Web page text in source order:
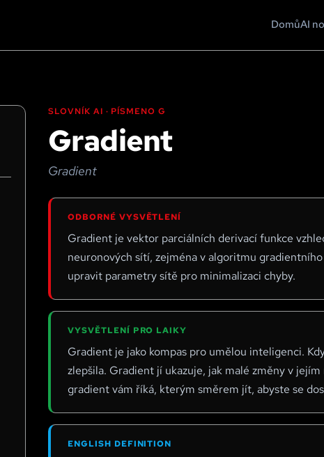
DomůAI
SLOVNÍK AI · PÍSMENOG
Gradient
Gradient
ODBORNÉ VYSVĚTLENÍ
Gradient je vektor parciálních derivací funkce
neuronových sítí, zejména v algoritmu
upravit parametry sítě pro minimalizaci chyby.
VYSVĚTLENÍ PRO LAIKY
Gradient je jako kompas pro umělou inteligenci.
zlepšila. Gradient jí ukazuje, jak malé změny v
gradient vám říká, kterým směrem jít, abyste se
ENGLISH DEFINITION